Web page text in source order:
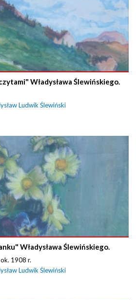
Władysława Ślewińskiego.
Ludwik Ślewiński
Władysława Ślewińskiego.
1908 r.
Ludwik Ślewiński